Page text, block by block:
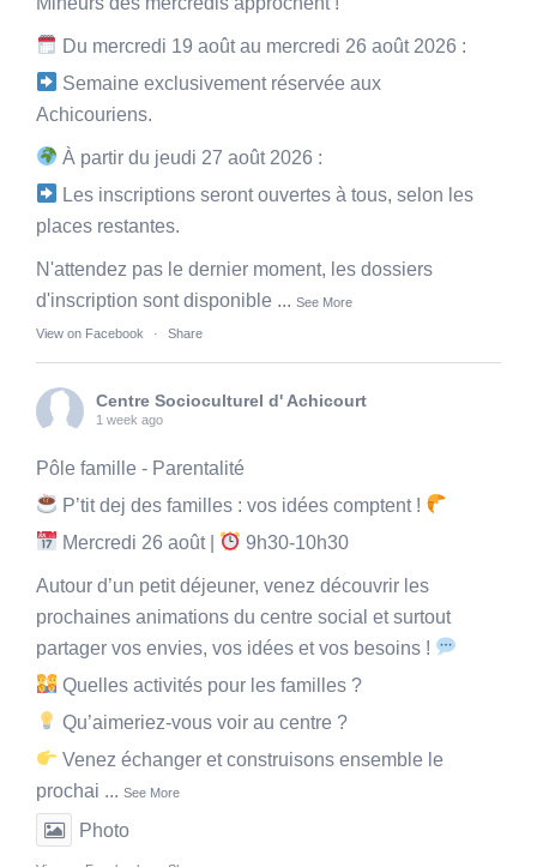
Du mercredi 19 août au mercredi 26 août 2026 :
Semaine exclusivement réservée aux
Achicouriens.
À partir du jeudi 27 août 2026 :
Les inscriptions seront ouvertes à tous, selon les
places restantes.
N'attendez pas le dernier moment, les dossiers
d'inscription sont disponible ... See More
View on Facebook · Share
Centre Socioculturel d' Achicourt
1 week ago
Pôle famille - Parentalité
P’tit dej des familles : vos idées comptent !
Mercredi 26 août |
9h30-10h30
Autour d’un petit déjeuner, venez découvrir les
prochaines animations du centre social et surtout
partager vos envies, vos idées et vos besoins !
Quelles activités pour les familles ?
Qu’aimeriez-vous voir au centre ?
Venez échanger et construisons ensemble le
prochai ... See More
Photo